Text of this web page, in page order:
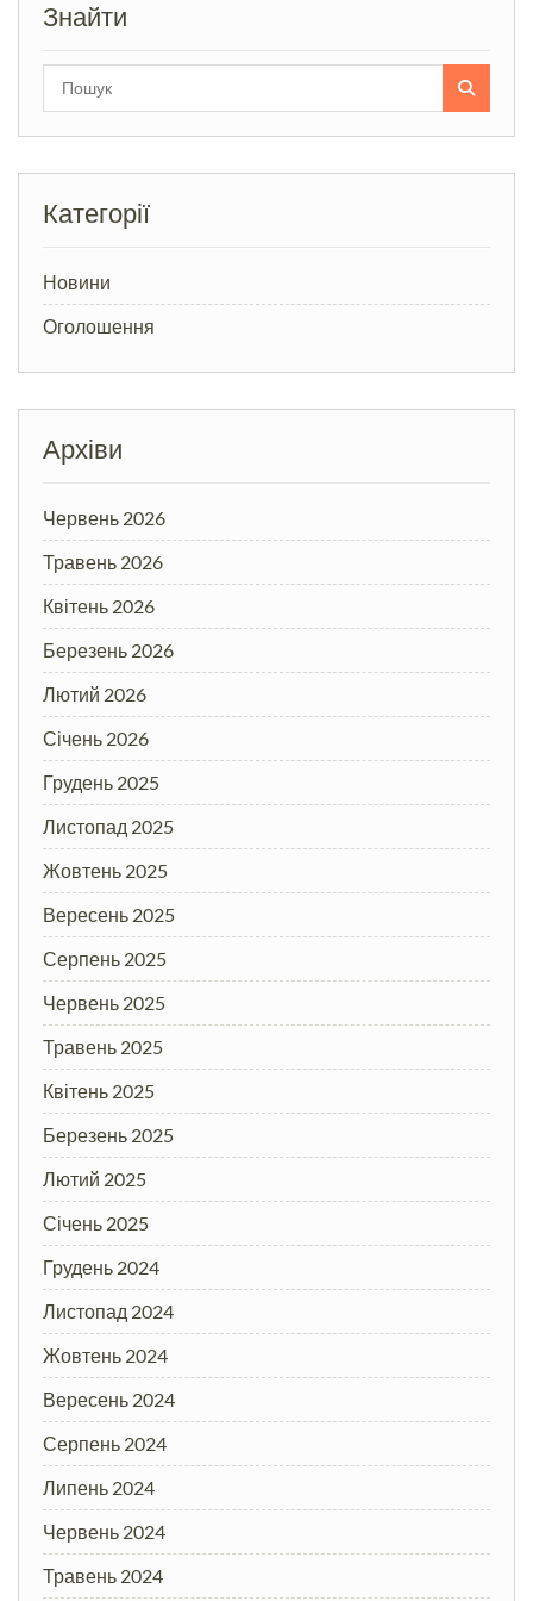
Знайти
Категорії
Новини
Оголошення
Архіви
Червень 2026
Травень 2026
Квітень 2026
Березень 2026
Лютий 2026
Січень 2026
Грудень 2025
Листопад 2025
Жовтень 2025
Вересень 2025
Серпень 2025
Червень 2025
Травень 2025
Квітень 2025
Березень 2025
Лютий 2025
Січень 2025
Грудень 2024
Листопад 2024
Жовтень 2024
Вересень 2024
Серпень 2024
Липень 2024
Червень 2024
Травень 2024